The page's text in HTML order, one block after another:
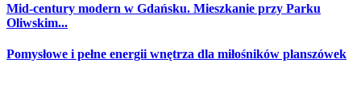
Mid-century modern w Gdańsku. Mieszkanie przy Parku
Oliwskim...
Pomysłowe i pełne energii wnętrza dla miłośników planszówek